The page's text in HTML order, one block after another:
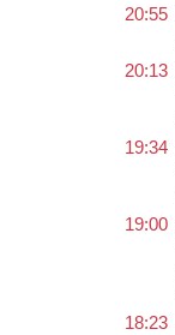
20:55
20:13
19:34
19:00
18:23